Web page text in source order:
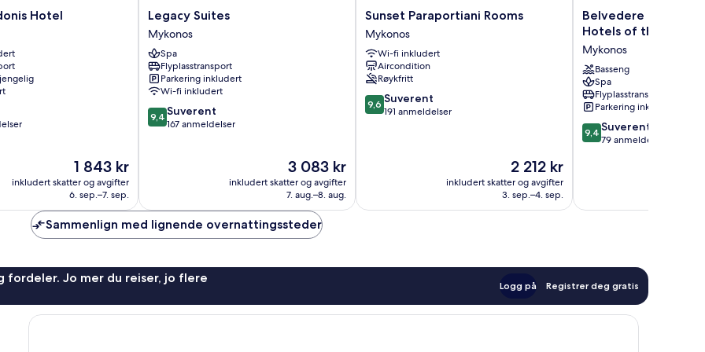
Hotel
Prisen
er
1 843 kr
1 843 kr
inkludert skatter og avgifter
6. sep.–7. sep.
Legacy
Suites
Mykonos
Legacy Suites
Mykonos
Spa
Flyplasstransport
Parkering inkludert
Wi-fi inkludert
9.4
av
9,4 Suverent
167 anmeldelser
Prisen
er
3 083 kr
3 083 kr
inkludert skatter og avgifter
7. aug.–8. aug.
Sunset
Paraportiani
Rooms
Mykonos
Sunset Paraportiani Rooms
Mykonos
Wi-fi inkludert
Aircondition
Røykfritt
9.6
av
9,6 Suverent
191 anmeldelser
Prisen
er
2 212 kr
2 212 kr
inkludert skatter og avgifter
3. sep.–4. sep.
Belvedere
Hotel
The
Leading
Hotels
of
the
World
Mykonos
Belvedere Hotel -
Hotels of the World
Mykonos
Basseng
Spa
Flyplasstransport
Parkering inkludert
9.4
av
9,4 Suverent
79 anmeldelser
Sammenlign med lignende overnattingssteder
fordeler. Jo mer du reiser, jo flere
Logg på Registrer deg gratis